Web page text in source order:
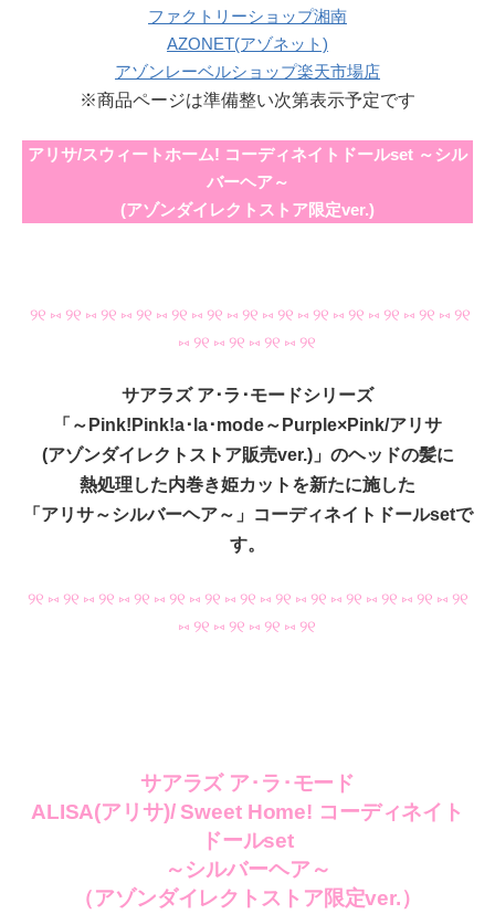
ファクトリーショップ湘南
AZONET(アゾネット)
アゾンレーベルショップ楽天市場店
※商品ページは準備整い次第表示予定です
アリサ/スウィートホーム! コーディネイトドールset ～シル
バーヘア～
(アゾンダイレクトストア限定ver.)
୨୧ ⑅ ୨୧ ⑅ ୨୧ ⑅ ୨୧ ⑅ ୨୧ ⑅ ୨୧ ⑅ ୨୧ ⑅ ୨୧ ⑅ ୨୧ ⑅ ୨୧ ⑅ ୨୧ ⑅ ୨୧ ⑅ ୨୧
⑅ ୨୧ ⑅ ୨୧ ⑅ ୨୧ ⑅ ୨୧
サアラズ ア･ラ･モードシリーズ
「～Pink!Pink!a･la･mode～Purple×Pink/アリサ
(アゾンダイレクトストア販売ver.)」のヘッドの髪に
熱処理した内巻き姫カットを新たに施した
「アリサ～シルバーヘア～」コーディネイトドールsetで
す。
୨୧ ⑅ ୨୧ ⑅ ୨୧ ⑅ ୨୧ ⑅ ୨୧ ⑅ ୨୧ ⑅ ୨୧ ⑅ ୨୧ ⑅ ୨୧ ⑅ ୨୧ ⑅ ୨୧ ⑅ ୨୧ ⑅ ୨୧
⑅ ୨୧ ⑅ ୨୧ ⑅ ୨୧ ⑅ ୨୧
サアラズ ア･ラ･モード
ALISA(アリサ)/ Sweet Home! コーディネイト
ドールset
～シルバーヘア～
（アゾンダイレクトストア限定ver.）